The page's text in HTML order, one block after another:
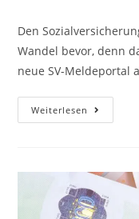
Den
Wandel bevor, denn
neue SV-Meldeportal
Weiterlesen